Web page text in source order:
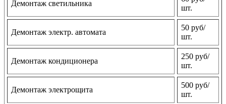
Демонтаж светильника
шт.
Демонтаж электр. автомата
50 руб/
шт.
Демонтаж кондиционера
250 руб/
шт.
Демонтаж электрощита
500 руб/
шт.